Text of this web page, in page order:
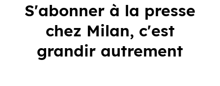
S'abonner à la presse
chez Milan, c'est
grandir autrement